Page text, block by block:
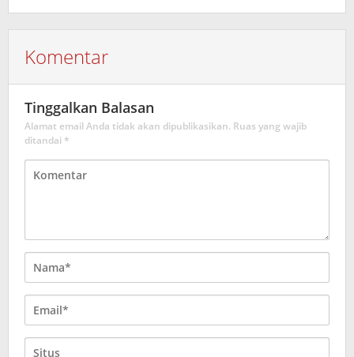
Komentar
Tinggalkan Balasan
Alamat email Anda tidak akan dipublikasikan. Ruas yang wajib
ditandai *